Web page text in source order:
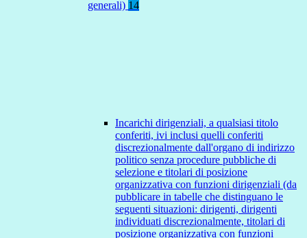
generali) 14
Incarichi dirigenziali, a qualsiasi titolo
conferiti, ivi inclusi quelli conferiti
discrezionalmente dall'organo di indirizzo
politico senza procedure pubbliche di
selezione e titolari di posizione
organizzativa con funzioni dirigenziali (da
pubblicare in tabelle che distinguano le
seguenti situazioni: dirigenti, dirigenti
individuati discrezionalmente, titolari di
posizione organizzativa con funzioni